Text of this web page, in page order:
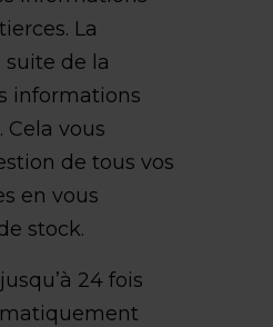
La
de la
informations
vous
de tous vos
en vous
stock.
24 fois